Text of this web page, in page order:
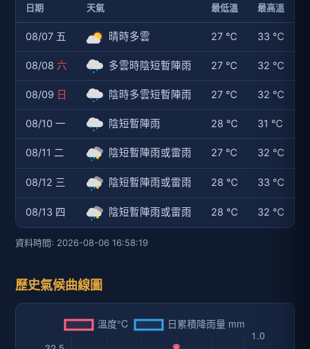
日期 天氣 最低溫 最高溫
08/07 五 晴時多雲 27 ℃ 33 ℃
08/08 六 多雲時陰短暫陣雨 27 ℃ 32 ℃
08/09 日 陰時多雲短暫陣雨 27 ℃ 32 ℃
08/10 一 陰短暫陣雨 28 ℃ 31 ℃
08/11 二 陰短暫陣雨或雷雨 27 ℃ 32 ℃
08/12 三 陰短暫陣雨或雷雨 28 ℃ 33 ℃
08/13 四 陰短暫陣雨或雷雨 28 ℃ 32 ℃
資料時間: 2026-08-06 16:58:19
歷史氣候曲線圖